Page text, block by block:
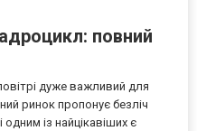
повний
дуже важливий для
ринок пропонує безліч
одним із найцікавіших є